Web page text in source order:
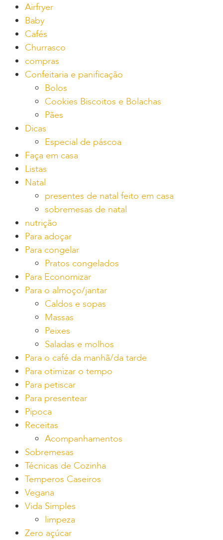
Airfryer
Baby
Cafés
Churrasco
compras
Confeitaria e panificação
Bolos
Cookies Biscoitos e Bolachas
Pães
Dicas
Especial de páscoa
Faça em casa
Listas
Natal
presentes de natal feito em casa
sobremesas de natal
nutrição
Para adoçar
Para congelar
Pratos congelados
Para Economizar
Para o almoço/jantar
Caldos e sopas
Massas
Peixes
Saladas e molhos
Para o café da manhã/da tarde
Para otimizar o tempo
Para petiscar
Para presentear
Pipoca
Receitas
Acompanhamentos
Sobremesas
Técnicas de Cozinha
Temperos Caseiros
Vegana
Vida Simples
limpeza
Zero açúcar